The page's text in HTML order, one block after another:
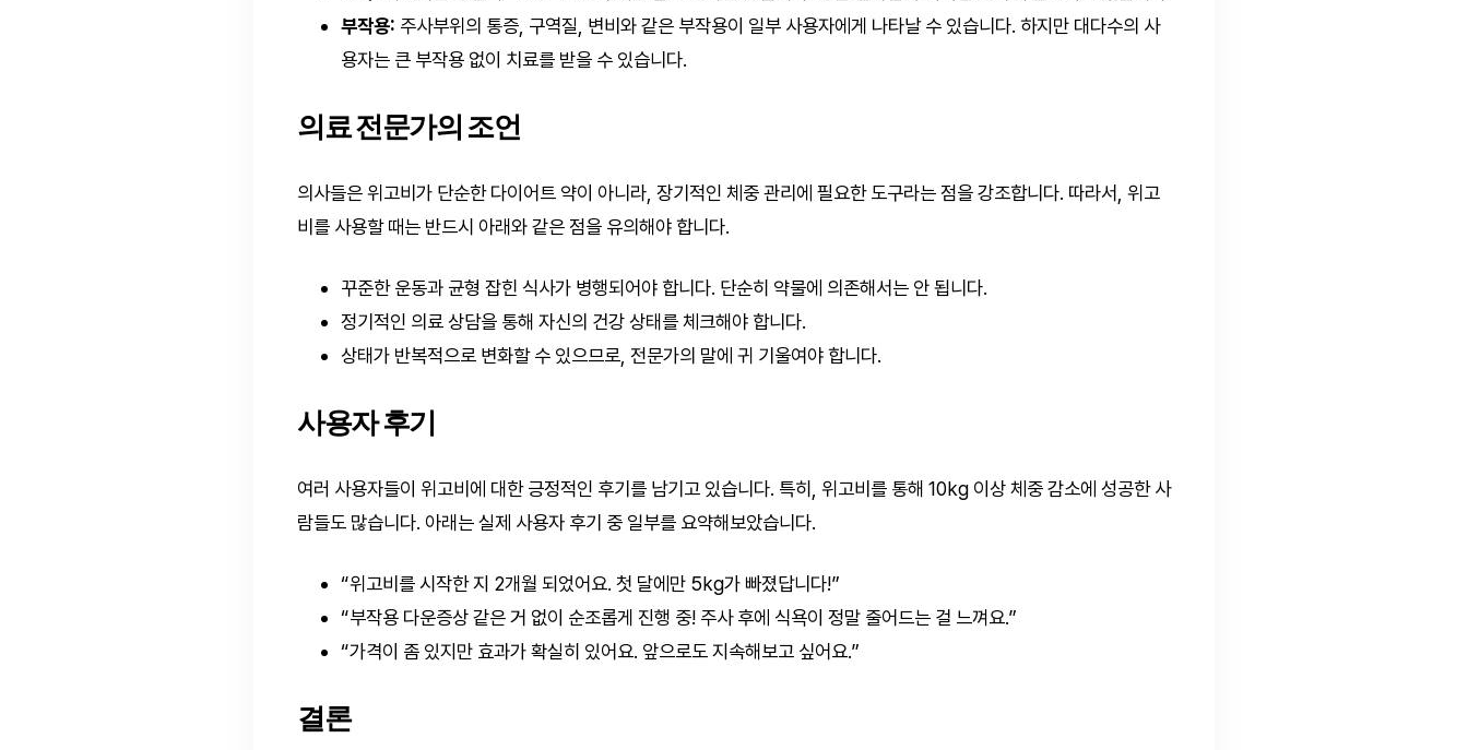
부작용: 주사부위의 통증, 구역질, 변비와 같은 부작용이 일부 사용자에게 나타날 수 있습니다. 하지만 대다수의 사
용자는 큰 부작용 없이 치료를 받을 수 있습니다.
의료 전문가의 조언
의사들은 위고비가 단순한 다이어트 약이 아니라, 장기적인 체중 관리에 필요한 도구라는 점을 강조합니다. 따라서, 위고
비를 사용할 때는 반드시 아래와 같은 점을 유의해야 합니다.
꾸준한 운동과 균형 잡힌 식사가 병행되어야 합니다. 단순히 약물에 의존해서는 안 됩니다.
정기적인 의료 상담을 통해 자신의 건강 상태를 체크해야 합니다.
상태가 반복적으로 변화할 수 있으므로, 전문가의 말에 귀 기울여야 합니다.
사용자 후기
여러 사용자들이 위고비에 대한 긍정적인 후기를 남기고 있습니다. 특히, 위고비를 통해 10kg 이상 체중 감소에 성공한 사
람들도 많습니다. 아래는 실제 사용자 후기 중 일부를 요약해보았습니다.
“위고비를 시작한 지 2개월 되었어요. 첫 달에만 5kg가 빠졌답니다!”
“부작용 다운증상 같은 거 없이 순조롭게 진행 중! 주사 후에 식욕이 정말 줄어드는 걸 느껴요.”
“가격이 좀 있지만 효과가 확실히 있어요. 앞으로도 지속해보고 싶어요.”
결론